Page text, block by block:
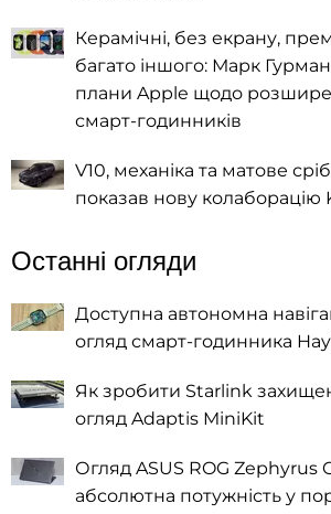
Керамічні, без екрану,
багато іншого: Марк
плани Apple щодо
смарт-годинників
V10, механіка та матове
показав нову колаборацію
Останні огляди
Доступна автономна
огляд смарт-годинника
Як зробити Starlink
огляд Adaptis MiniKit
Огляд ASUS ROG Zephyrus
абсолютна потужність у